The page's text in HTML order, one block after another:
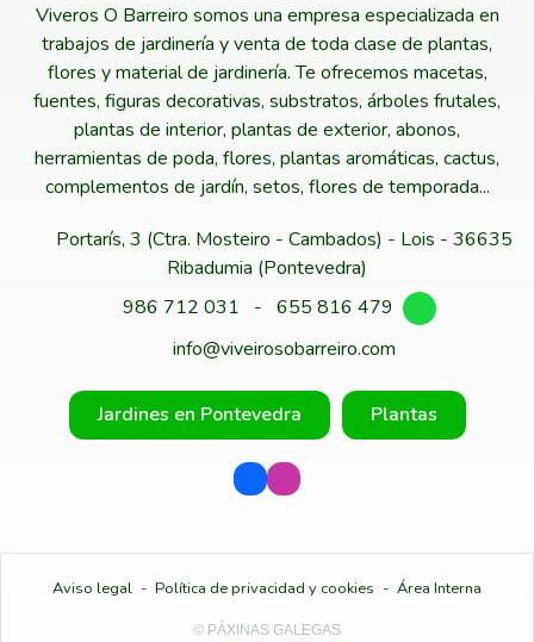
Viveros O Barreiro somos una empresa especializada en
trabajos de jardinería y venta de toda clase de plantas,
flores y material de jardinería. Te ofrecemos macetas,
fuentes, figuras decorativas, substratos, árboles frutales,
plantas de interior, plantas de exterior, abonos,
herramientas de poda, flores, plantas aromáticas, cactus,
complementos de jardín, setos, flores de temporada...
Portarís, 3 (Ctra. Mosteiro - Cambados) - Lois - 36635
Ribadumia (Pontevedra)
986 712 031
- 655 816 479
info@viveirosobarreiro.com
Jardines en Pontevedra Plantas
Aviso legal - Política de privacidad y cookies - Área Interna
© PÁXINAS GALEGAS